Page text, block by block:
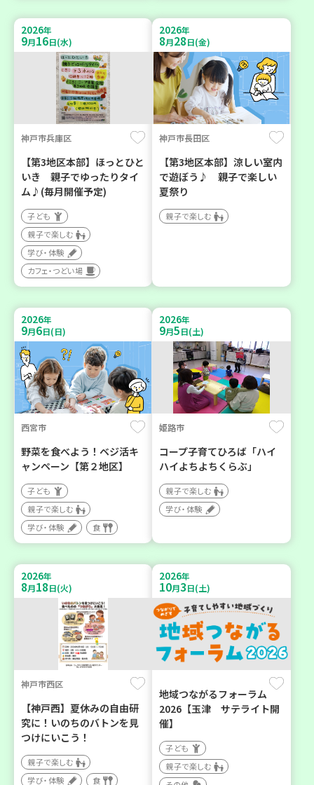
2026年
9月16日(水)
神戸市兵庫区
【第3地区本部】ほっとひと
いき 親子でゆったりタイ
ム♪(毎月開催予定)
子ども
親子で楽しむ
学び・体験
カフェ・つどい場
2026年
8月28日(金)
神戸市長田区
【第3地区本部】涼しい室内
で遊ぼう♪ 親子で楽しい
夏祭り
親子で楽しむ
2026年
9月6日(日)
西宮市
野菜を食べよう！ベジ活キ
ャンペーン【第２地区】
子ども
親子で楽しむ
学び・体験
食
2026年
9月5日(土)
姫路市
コープ子育てひろば「ハイ
ハイよちよちくらぶ」
親子で楽しむ
学び・体験
2026年
8月18日(火)
神戸市西区
【神戸西】夏休みの自由研
究に！いのちのバトンを見
つけにいこう！
親子で楽しむ
学び・体験
食
2026年
10月3日(土)
地域つながるフォーラム
2026【玉津 サテライト開
催】
子ども
親子で楽しむ